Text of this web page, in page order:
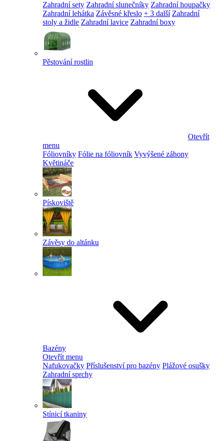
Zahradní sety Zahradní slunečníky Zahradní houpačky
Zahradní lehátka Závěsné křeslo + 3 další Zahradní
stoly a židle Zahradní lavice Zahradní boxy
Pěstování rostlin
Otevřít
menu
Fóliovníky Fólie na fóliovník Vyvýšené záhony
Květináče
Pískoviště
Závěsy do altánku
Bazény
Otevřít menu
Nafukovačky Příslušenství pro bazény Plážové osušky
Zahradní sprchy
Stínicí tkaniny